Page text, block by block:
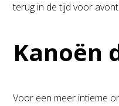
terug in de tijd voor
Kanoën
Voor een meer intieme